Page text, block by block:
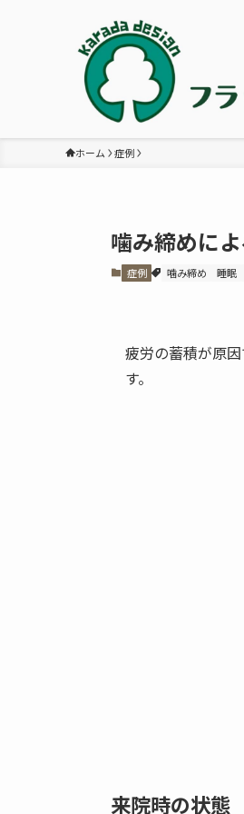
ホーム 症例
噛み締めに
症例 噛み締め 睡眠
疲労の蓄積が原
す。
来院時の状態